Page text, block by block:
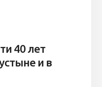
40 лет
и в